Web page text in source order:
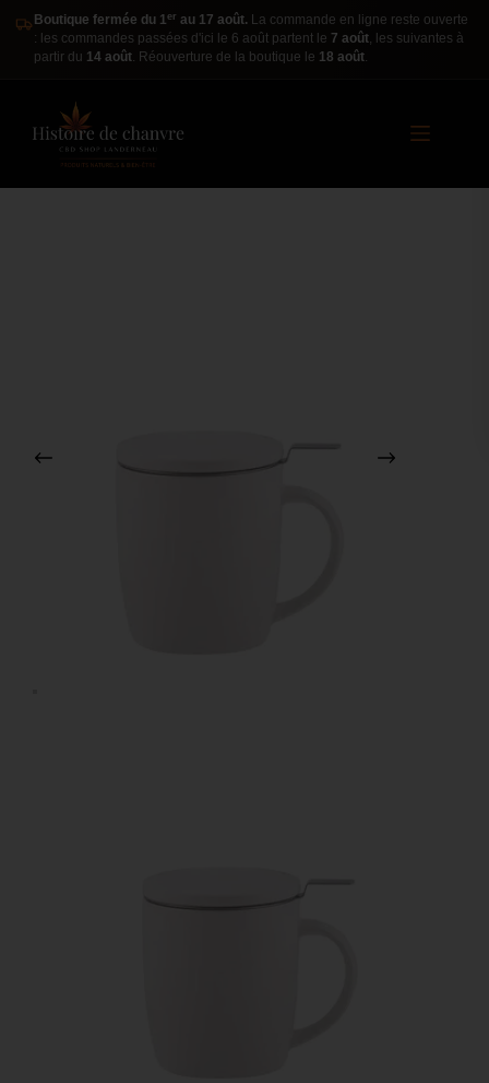
Boutique fermée du 1er au 17 août. La commande en ligne reste ouverte
: les commandes passées d'ici le 6 août partent le 7 août, les suivantes à
partir du 14 août. Réouverture de la boutique le 18 août.